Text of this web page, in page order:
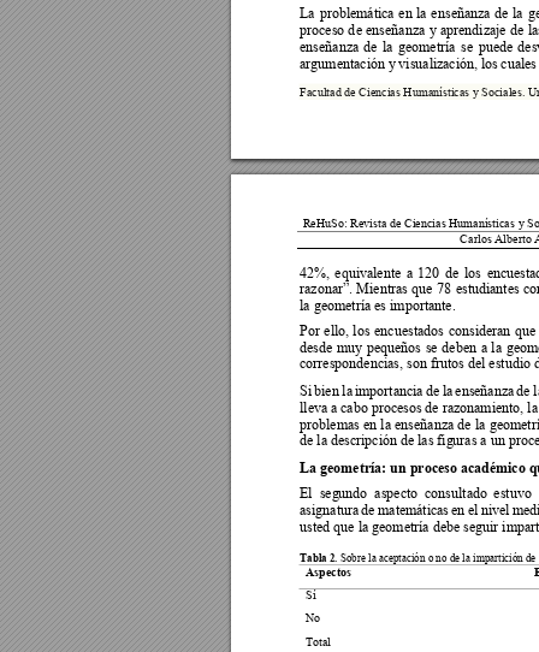
Facultad de Ciencias Humanísticas y Sociales.
La problemática en la enseñanza de la
proceso de enseñanza y aprendizaje de
enseñanza de la geometría se puede
argumentación yvisualización, los cuales
ReHuSo: Revista de Ciencias Humanísticas y
Carlos Alberto
42%, equivalente a 120 de los e
razonar”. Mientras que 78 estudiantes
la geometría es importante.
Por ello, los encuestados consideran que
desde muy pequeños se deben a la
correspondencias, son frutos del
Si bien la importancia de la enseñanza de
lleva a cabo procesos de razonamiento,
problemas en la enseñanza de la
de la descripción de las figuras a un
La geometría: un proceso académico
El  segundo  aspecto  consultado estuvo
asignatura de matemáticas en el nivel
usted que la geometría debe seguir
Tabla 2. Sobre la aceptación o no de la impartición de
Aspectos
Sí
No
Total